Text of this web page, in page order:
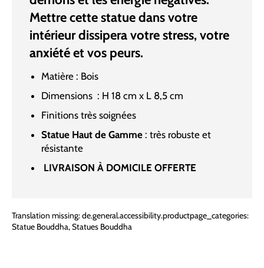
Mettre cette statue dans votre
intérieur dissipera votre stress, votre
anxiété et vos peurs.
Matière : Bois
Dimensions : H 18 cm x L 8,5 cm
Finitions très soignées
Statue Haut de Gamme : très robuste et
résistante
LIVRAISON À DOMICILE OFFERTE
Translation missing: de.general.accessibility.productpage_categories:
Statue Bouddha,Statues Bouddha